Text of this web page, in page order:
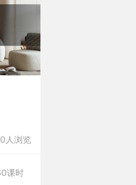
人浏览
课时